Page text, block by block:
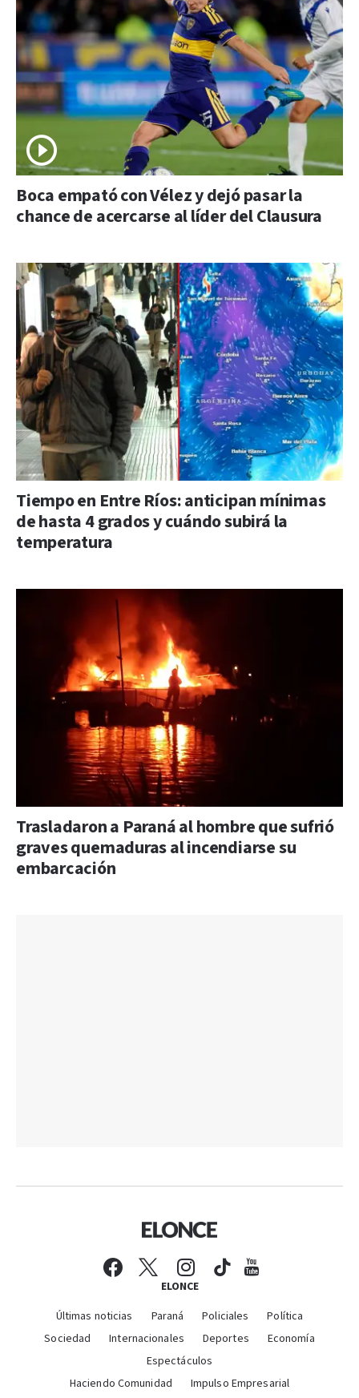
Boca empató con Vélez y dejó pasar la
chance de acercarse al líder del Clausura
Tiempo en Entre Ríos: anticipan mínimas
de hasta 4 grados y cuándo subirá la
temperatura
Trasladaron a Paraná al hombre que sufrió
graves quemaduras al incendiarse su
embarcación
ELONCE
Últimas noticias Paraná Policiales
Política
Sociedad
Internacionales Deportes
Economía
Espectáculos
Haciendo Comunidad
Impulso Empresarial